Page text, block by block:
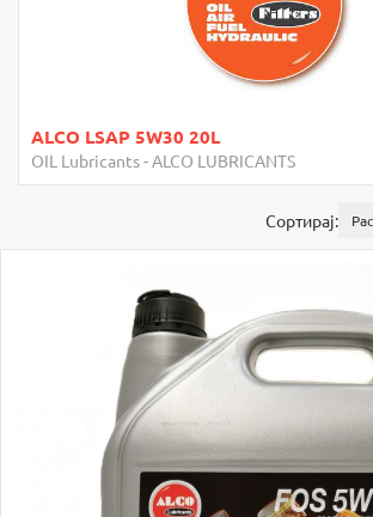
CASTROL EDGE 5W30 4L
OIL Lubricants-CASTROL
Сортирај: